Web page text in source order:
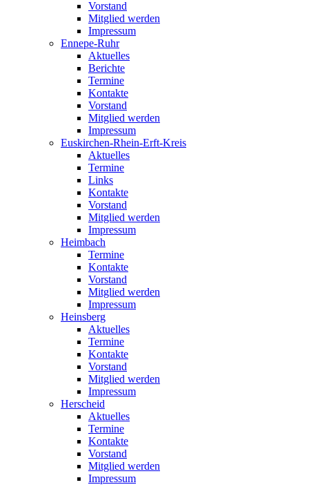
Vorstand
Mitglied werden
Impressum
Ennepe-Ruhr
Aktuelles
Berichte
Termine
Kontakte
Vorstand
Mitglied werden
Impressum
Euskirchen-Rhein-Erft-Kreis
Aktuelles
Termine
Links
Kontakte
Vorstand
Mitglied werden
Impressum
Heimbach
Termine
Kontakte
Vorstand
Mitglied werden
Impressum
Heinsberg
Aktuelles
Termine
Kontakte
Vorstand
Mitglied werden
Impressum
Herscheid
Aktuelles
Termine
Kontakte
Vorstand
Mitglied werden
Impressum